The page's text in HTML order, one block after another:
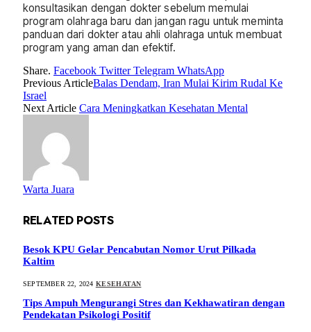
konsultasikan dengan dokter sebelum memulai
program olahraga baru dan jangan ragu untuk meminta
panduan dari dokter atau ahli olahraga untuk membuat
program yang aman dan efektif.
Share. Facebook Twitter Telegram WhatsApp
Previous ArticleBalas Dendam, Iran Mulai Kirim Rudal Ke
Israel
Next Article Cara Meningkatkan Kesehatan Mental
Warta Juara
RELATED POSTS
Besok KPU Gelar Pencabutan Nomor Urut Pilkada
Kaltim
SEPTEMBER 22, 2024 KESEHATAN
Tips Ampuh Mengurangi Stres dan Kekhawatiran dengan
Pendekatan Psikologi Positif